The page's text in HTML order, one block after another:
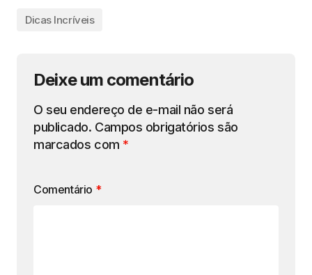
Dicas Incríveis
Deixe um comentário
O seu endereço de e-mail não será
publicado. Campos obrigatórios são
marcados com *
Comentário *